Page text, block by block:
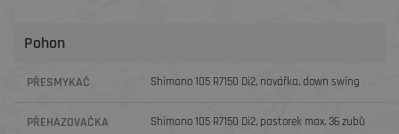
Pohon
PŘESMYKAČ Shimano 105 R7150 Di2, navářka, down swing
PŘEHAZOVAČKA Shimano 105 R7150 Di2, pastorek max. 36 zubů